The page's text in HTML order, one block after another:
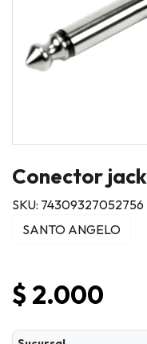
Conector
SKU: 74309327052756
SANTO ANGELO
$ 2.000